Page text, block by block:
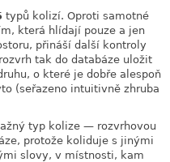
typů kolizí. Oproti samotné
která hlídají pouze a jen
přináší další kontroly
tak do databáze uložit
o které je dobře alespoň
(seřazeno intuitivně zhruba
typ kolize — rozvrhovou
protože koliduje s jinými
slovy, v místnosti, kam